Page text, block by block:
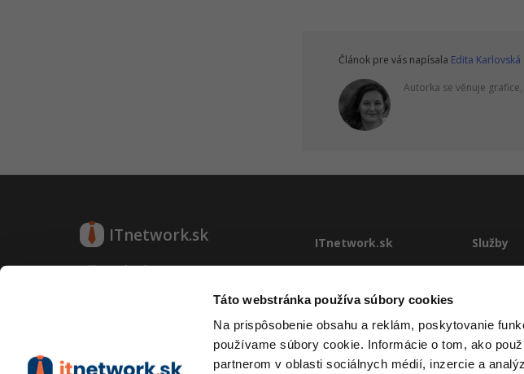
Táto webstránka používa súbory cookies
Na prispôsobenie obsahu a reklám, poskytovanie
používame súbory cookie. Informácie o tom, ako
partnerom v oblasti sociálnych médií, inzercie a
Článok pre vás napísala Edita Karlovská
Autorka se věnuje
ITnetwork.sk
Učíme národ IT
ITnetwork.sk
Kontakt
Prevádzkové podmienky
RSS
O projekte
Služby
Školenia
Pre firmy